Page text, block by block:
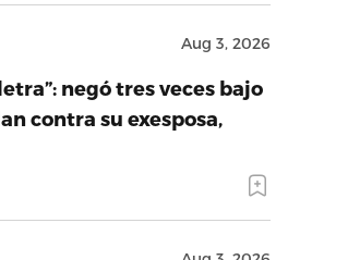
Aug 3, 2026
negó tres veces bajo
contra su exesposa,